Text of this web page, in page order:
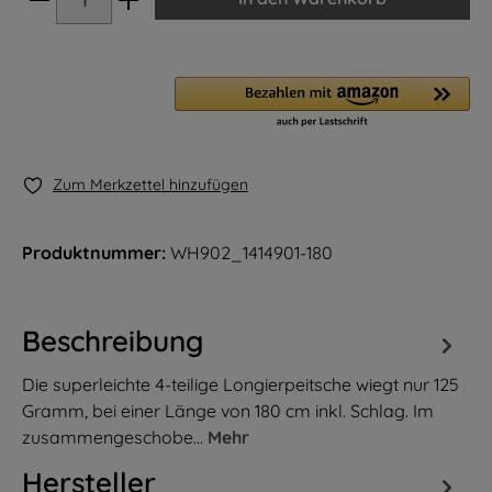
Zum Merkzettel hinzufügen
Produktnummer: WH902_1414901-180
Beschreibung
Die superleichte 4-teilige Longierpeitsche wiegt nur 125
Gramm, bei einer Länge von 180 cm inkl. Schlag. Im
zusammengeschobe… Mehr
Hersteller